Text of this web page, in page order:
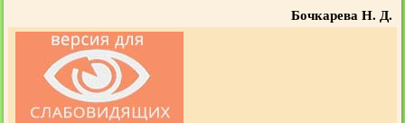
Бочкарева Н. Д.